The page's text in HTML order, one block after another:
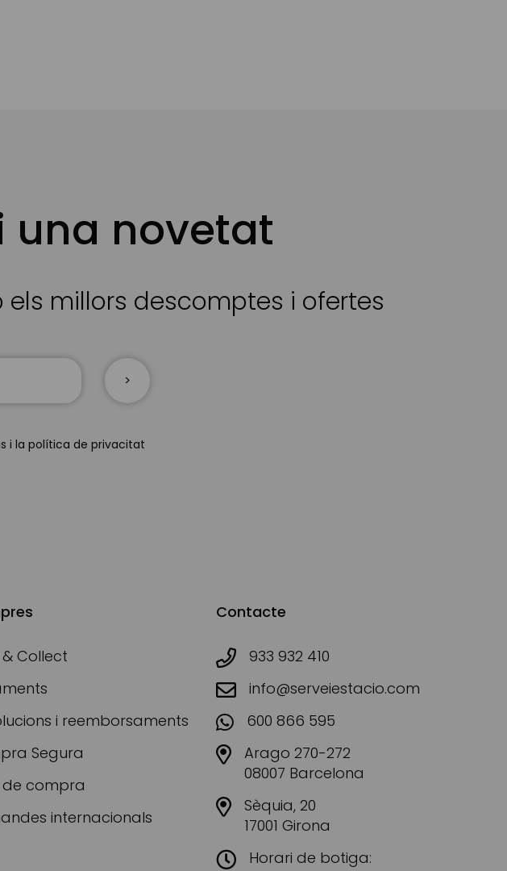
una novetat
millors descomptes i ofertes
i la política de privacitat
Collect
i reemborsaments
Segura
de compra
internacionals
Contacte
933 932 410
info@serveiestacio.com
600 866 595
Arago 270-272
08007 Barcelona
Sèquia, 20
17001 Girona
Horari de botiga: